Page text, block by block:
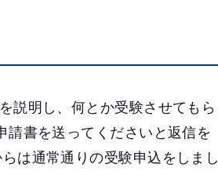
説明し、何とか受験させてもら
請書を送ってくださいと返信を
は通常通りの受験申込をしまし